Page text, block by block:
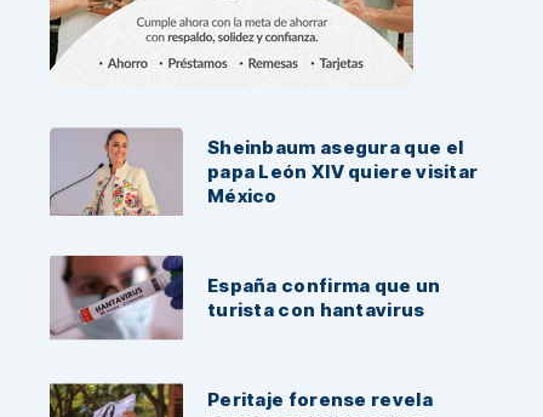
Sheinbaum asegura que el
papa León XIV quiere visitar
México
España confirma que un
turista con hantavirus
Peritaje forense revela